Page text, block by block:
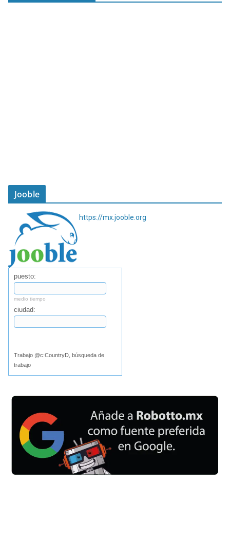
Jooble
https://mx.jooble.org
puesto:
medio tiempo
ciudad:
Trabajo @c:CountryD, búsqueda de
trabajo